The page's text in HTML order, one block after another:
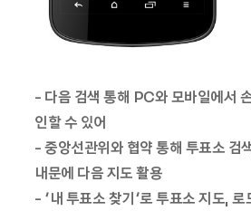
- 다음 검색 통해 PC와 모바일에서
인할 수 있어
- 중앙선관위와 협약 통해 투표소 검
내문에 다음 지도 활용
- ‘내 투표소 찾기’로 투표소 지도,